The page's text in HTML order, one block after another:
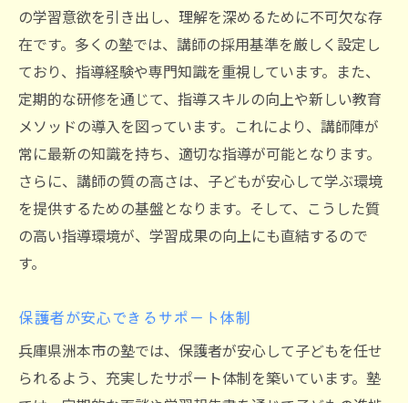
の学習意欲を引き出し、理解を深めるために不可欠な存
在です。多くの塾では、講師の採用基準を厳しく設定し
ており、指導経験や専門知識を重視しています。また、
定期的な研修を通じて、指導スキルの向上や新しい教育
メソッドの導入を図っています。これにより、講師陣が
常に最新の知識を持ち、適切な指導が可能となります。
さらに、講師の質の高さは、子どもが安心して学ぶ環境
を提供するための基盤となります。そして、こうした質
の高い指導環境が、学習成果の向上にも直結するので
す。
保護者が安心できるサポート体制
兵庫県洲本市の塾では、保護者が安心して子どもを任せ
られるよう、充実したサポート体制を築いています。塾